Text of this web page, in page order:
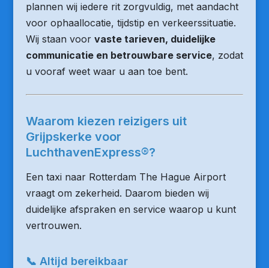
plannen wij iedere rit zorgvuldig, met aandacht
voor ophaallocatie, tijdstip en verkeerssituatie.
Wij staan voor vaste tarieven, duidelijke
communicatie en betrouwbare service, zodat
u vooraf weet waar u aan toe bent.
Waarom kiezen reizigers uit
Grijpskerke voor
LuchthavenExpress®?
Een taxi naar Rotterdam The Hague Airport
vraagt om zekerheid. Daarom bieden wij
duidelijke afspraken en service waarop u kunt
vertrouwen.
📞 Altijd bereikbaar